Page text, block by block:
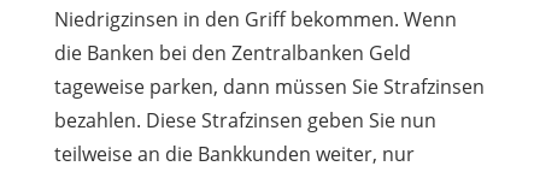
Niedrigzinsen in den Griff bekommen. Wenn
die Banken bei den Zentralbanken Geld
tageweise parken, dann müssen Sie Strafzinsen
bezahlen. Diese Strafzinsen geben Sie nun
teilweise an die Bankkunden weiter, nur